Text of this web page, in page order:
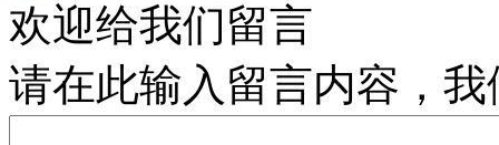
欢迎给我们留言
请在此输入留言内容，